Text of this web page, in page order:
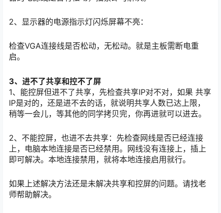
2、显示器的电源指示灯闪烁屏幕不亮：
检查VGA连接线是否松动，无松动。就是主板需断电重
启。
3、进不了共享和控不了屏
1、能控屏但进不了共享，先检查共享IP对不对，如果 共享
IP是对的，还是进不去的话，就说明共享人数已达上限，
稍等一会儿，等其他的同学拷贝完，你再进就可以进去。
2、不能控屏，也进不去共享：先检查网线是否已经连接
上，电脑本地连接是否已经禁用。网线没有连接上，插上
即可解决。本地连接禁用，就将本地连接启用就行。
如果上述解决方法还是未解决共享和控屏的问题。请找老
师帮助解决。